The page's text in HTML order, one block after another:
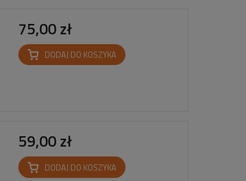
75,00 zł
DODAJ DO KOSZYKA
59,00 zł
DODAJ DO KOSZYKA